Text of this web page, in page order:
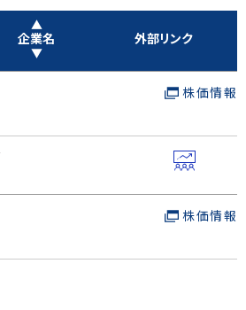
▲
企業名
▼
外部リンク
株価情報
株価情報